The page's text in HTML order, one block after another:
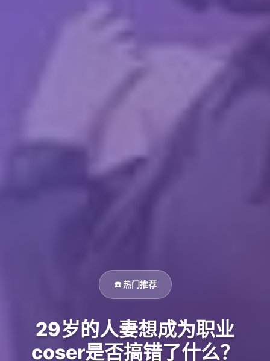
☎️ 热门推荐
29岁的人妻想成为职业
coser是否搞错了什么？